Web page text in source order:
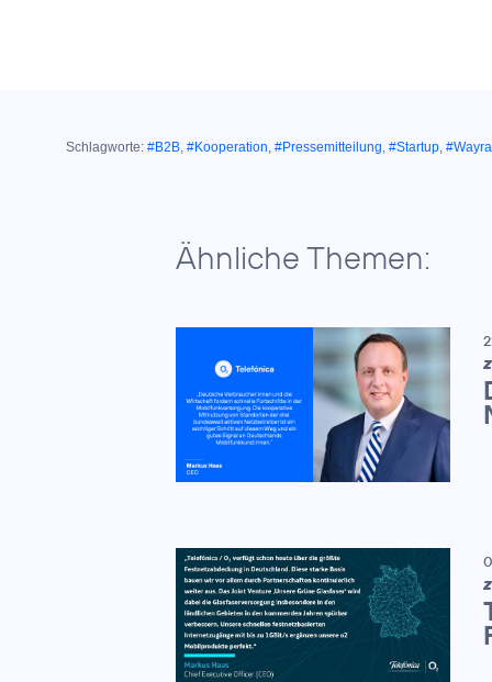
Schlagworte: #B2B, #Kooperation, #Pressemitteilung, #Startup, #Wayra
Ähnliche Themen: